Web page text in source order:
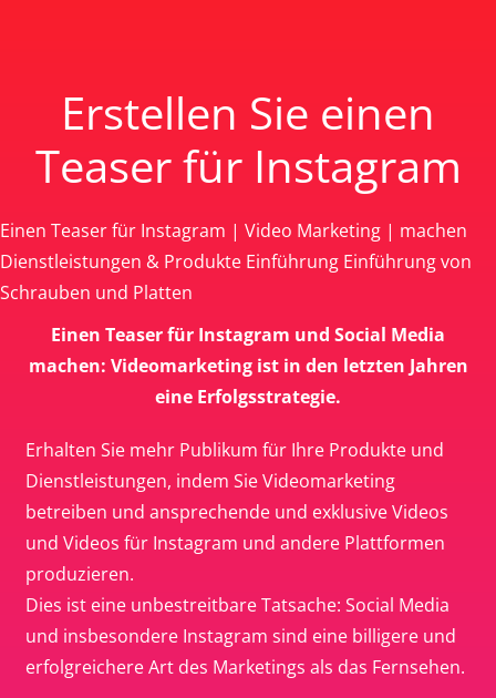
Erstellen Sie einen
Teaser für Instagram
Einen Teaser für Instagram | Video Marketing | machen
Dienstleistungen & Produkte Einführung Einführung von
Schrauben und Platten
Einen Teaser für Instagram und Social Media
machen: Videomarketing ist in den letzten Jahren
eine Erfolgsstrategie.
Erhalten Sie mehr Publikum für Ihre Produkte und
Dienstleistungen, indem Sie Videomarketing
betreiben und ansprechende und exklusive Videos
und Videos für Instagram und andere Plattformen
produzieren.
Dies ist eine unbestreitbare Tatsache: Social Media
und insbesondere Instagram sind eine billigere und
erfolgreichere Art des Marketings als das Fernsehen.